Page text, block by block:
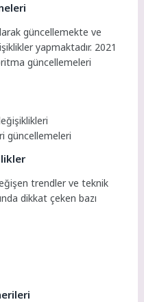
güncellemekte ve
yapmaktadır. 2021
güncellemeleri
güncellemeleri
trendler ve teknik
dikkat çeken bazı